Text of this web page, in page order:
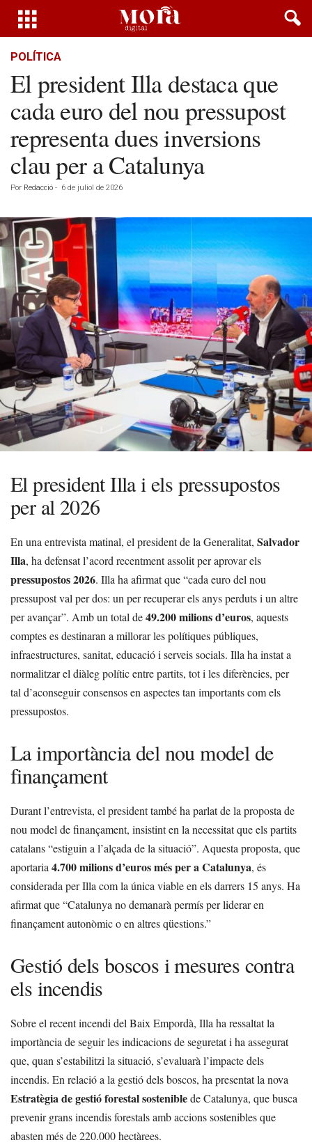
POLÍTICA
El president Illa destaca que
cada euro del nou pressupost
representa dues inversions
clau per a Catalunya
Por Redacció - 6 de juliol de 2026
El president Illa i els pressupostos
per al 2026
En una entrevista matinal, el president de la Generalitat, Salvador
Illa, ha defensat l’acord recentment assolit per aprovar els
pressupostos 2026. Illa ha afirmat que “cada euro del nou
pressupost val per dos: un per recuperar els anys perduts i un altre
per avançar”. Amb un total de49.200 milions d’euros, aquests
comptes es destinaran a millorar les polítiques públiques,
infraestructures, sanitat, educació i serveis socials. Illa ha instat a
normalitzar el diàleg polític entre partits, tot i les diferències, per
tal d’aconseguir consensos en aspectes tan importants com els
pressupostos.
La importància del nou model de
finançament
Durant l’entrevista, el president també ha parlat de la proposta de
nou model de finançament, insistint en la necessitat que els partits
catalans “estiguin a l’alçada de la situació”. Aquesta proposta, que
aportaria 4.700 milions d’euros més per a Catalunya, és
considerada per Illa com la única viable en els darrers 15 anys. Ha
afirmat que “Catalunya no demanarà permís per liderar en
finançament autonòmic o en altres qüestions.”
Gestió dels boscos i mesures contra
els incendis
Sobre el recent incendi del Baix Empordà, Illa ha ressaltat la
importància de seguir les indicacions de seguretat i ha assegurat
que, quan s’estabilitzi la situació, s’evaluarà l’impacte dels
incendis. En relació a la gestió dels boscos, ha presentat la nova
Estratègia de gestió forestal sosteniblede Catalunya, que busca
prevenir grans incendis forestals amb accions sostenibles que
abasten més de 220.000 hectàrees.